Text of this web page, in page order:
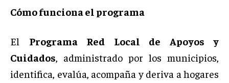
Cómo funciona el programa
El Programa Red Local de Apoyos y
Cuidados, administrado por los municipios,
identifica, evalúa, acompaña y deriva a hogares